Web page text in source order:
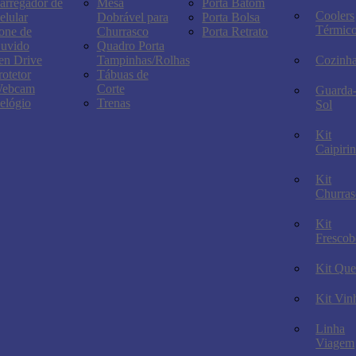
de
Drive
Dobrável para
Churrasco
Quadro Porta
Tampinhas/Rolhas
Tábuas de
Corte
Trenas
Porta Bolsa
Porta Retrato
Coolers
Sol
Kit
Kit
Kit
Kit
Kit
Linha
Viagem